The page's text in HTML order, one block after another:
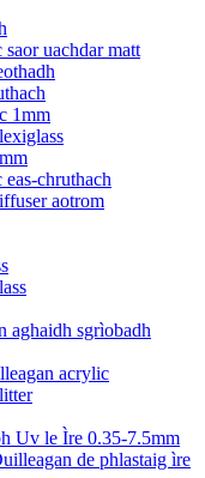
uachdar matt
1mm
chruthach
aotrom
aghaidh sgrìobadh
acrylic
Uv le Ìre 0.35-7.5mm
de phlastaig ìre